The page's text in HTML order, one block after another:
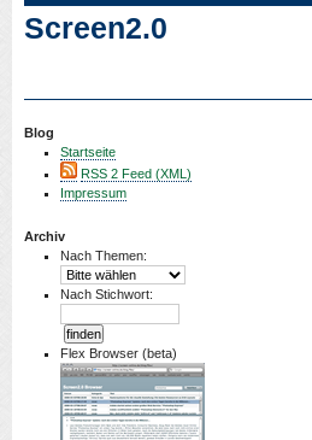
Screen2.0
Blog
Startseite
RSS 2 Feed (XML)
Impressum
Archiv
Nach Themen:
Nach Stichwort:
Flex Browser (beta)